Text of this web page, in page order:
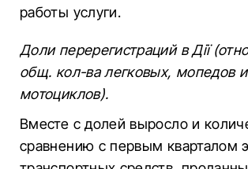
работы услуги.
Доли перерегистраций в Дії
общ. кол-ва легковых, мопедов и
мотоциклов).
Вместе с долей выросло и
сравнению с первым кварталом